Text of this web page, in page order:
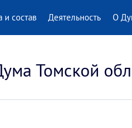
и состав Деятельность О
Томской